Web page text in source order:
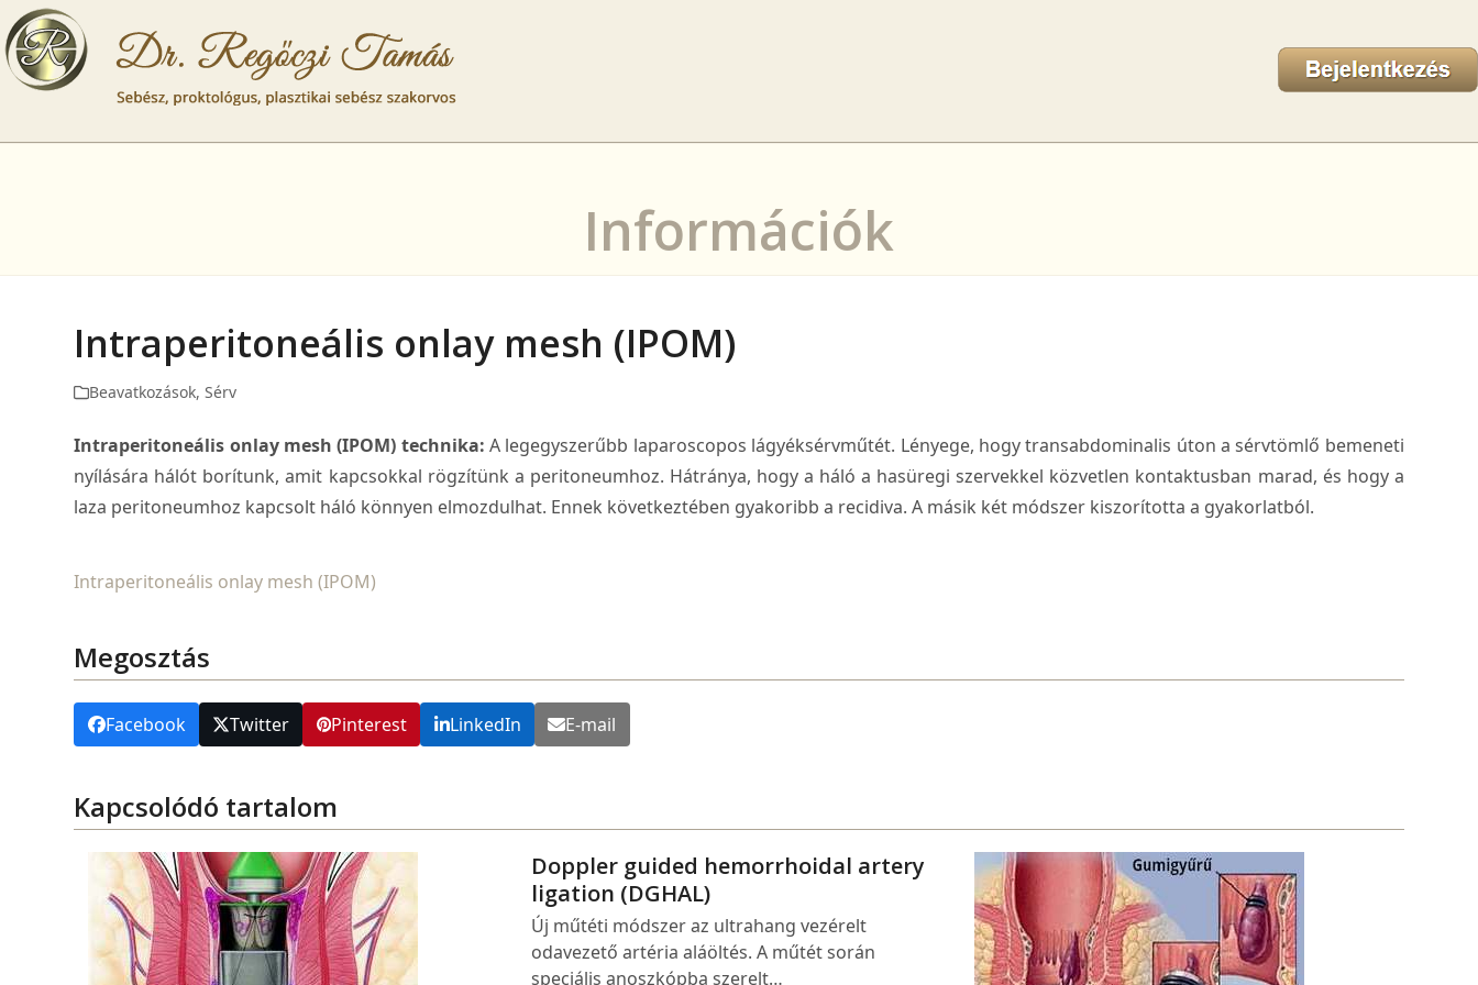
Skip
to
content
Információk
Intraperitoneális onlay mesh (IPOM)
Beavatkozások,Sérv
Intraperitoneális onlay mesh (IPOM) technika: A legegyszerűbb laparoscopos lágyéksérvműtét. Lényege, hogy transabdominalis úton a sérvtömlő bemeneti
nyílására hálót borítunk, amit kapcsokkal rögzítünk a peritoneumhoz. Hátránya, hogy a háló a hasüregi szervekkel közvetlen kontaktusban marad, és hogy a
laza peritoneumhoz kapcsolt háló könnyen elmozdulhat. Ennek következtében gyakoribb a recidiva. A másik két módszer kiszorította a gyakorlatból.
Intraperitoneális onlay mesh (IPOM)
Megosztás
Facebook Twitter Pinterest LinkedIn E-mail
Kapcsolódó tartalom
Doppler guided hemorrhoidal artery
ligation (DGHAL)
Új műtéti módszer az ultrahang vezérelt
odavezető artéria aláöltés. A műtét során
speciális anoszkópba szerelt…